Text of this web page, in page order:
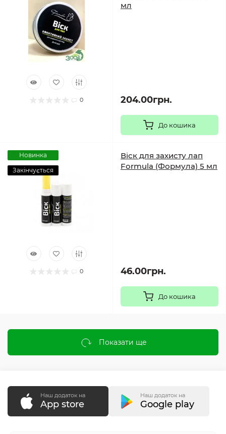
0
мл
204.00грн.
До кошика
Новинка
Закінчується
0
Віск для захисту лап
Formula (Формула) 5 мл
46.00грн.
До кошика
Показати ще
Наш додаток на
App store
Наш додаток на
Google play